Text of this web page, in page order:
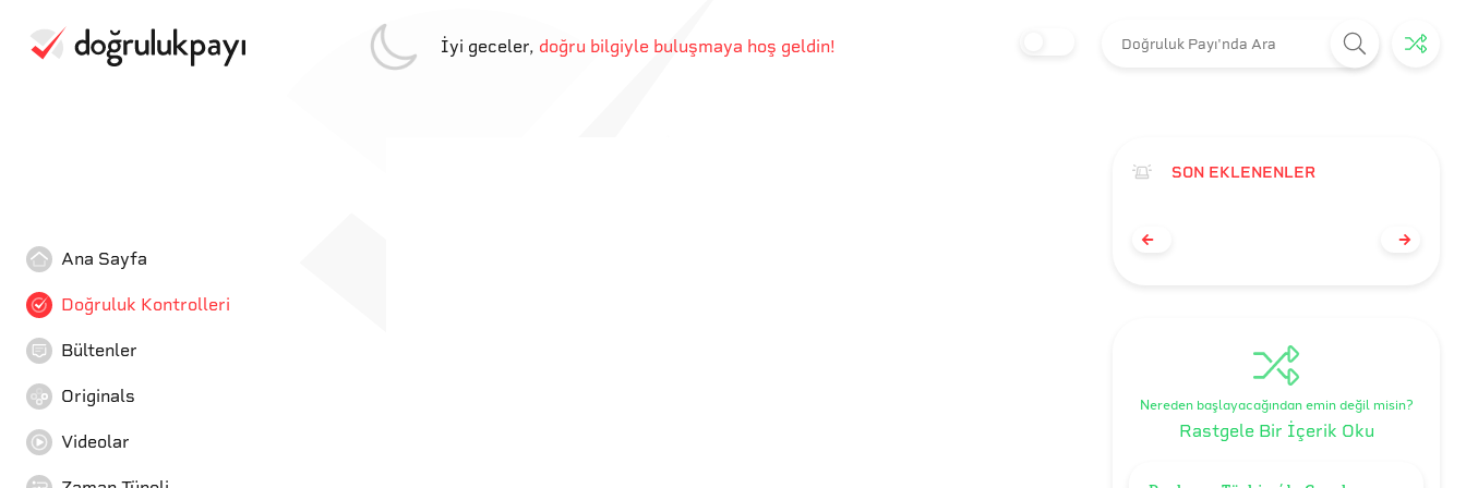
İyi geceler, doğru bilgiyle buluşmaya hoş geldin!
Ana Sayfa
Doğruluk Kontrolleri
Bültenler
Originals
Videolar
SON EKLENENLER
Nereden başlayacağından emin değil misin?
Rastgele Bir İçerik Oku